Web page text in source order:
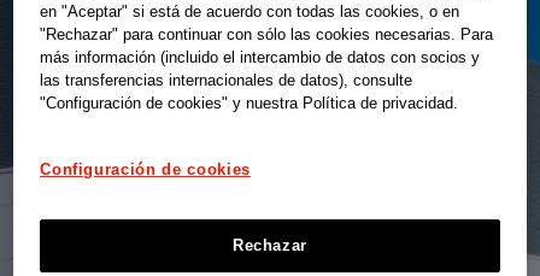
en "Aceptar" si está de acuerdo con todas las cookies, o en
"Rechazar" para continuar con sólo las cookies necesarias. Para
más información (incluido el intercambio de datos con socios y
las transferencias internacionales de datos), consulte
"Configuración de cookies" y nuestra Política de privacidad.
Configuración de cookies
Rechazar